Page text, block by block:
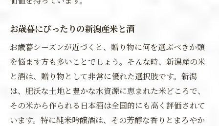
お歳暮にぴったりの新潟産米と酒
お歳暮シーズンが近づくと、贈り物に何を選ぶべきか頭
を悩ます方も多いことでしょう。そんな時、新潟産の米
と酒は、贈り物として非常に優れた選択肢です。新潟
は、肥沃な土地と豊かな水資源に恵まれた米どころで、
その米から作られる日本酒は全国的にも高く評価されて
います。特に純米吟醸酒は、その芳醇な香りとまろやか